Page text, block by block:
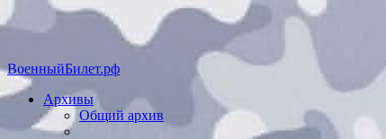
ВоенныйБилет.рф
Архивы
Общий архив